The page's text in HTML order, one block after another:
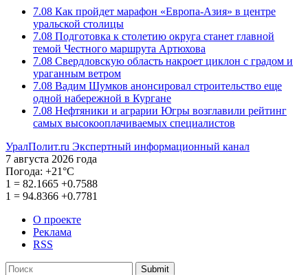
7.08 Как пройдет марафон «Европа-Азия» в центре
уральской столицы
7.08 Подготовка к столетию округа станет главной
темой Честного маршрута Артюхова
7.08 Свердловскую область накроет циклон с градом и
ураганным ветром
7.08 Вадим Шумков анонсировал строительство еще
одной набережной в Кургане
7.08 Нефтяники и аграрии Югры возглавили рейтинг
самых высокооплачиваемых специалистов
УралПолит.ru Экспертный информационный канал
7 августа 2026 года
Погода: +21°С
1 = 82.1665 +0.7588
1 = 94.8366 +0.7781
О проекте
Реклама
RSS
Submit